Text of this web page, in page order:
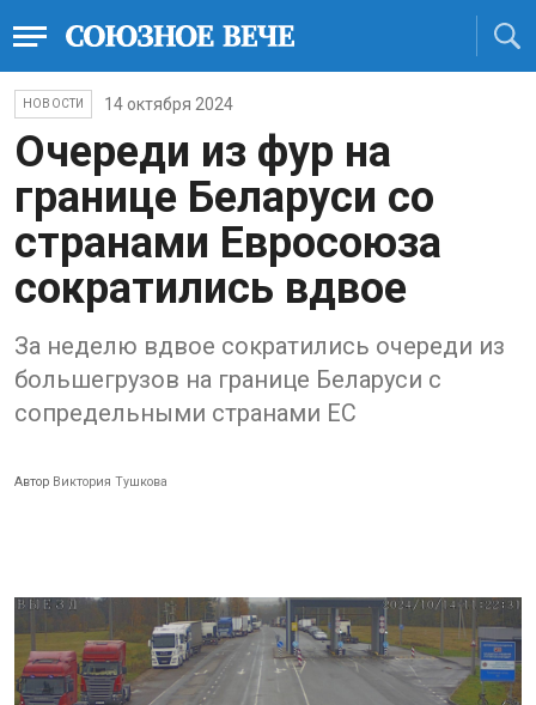
НОВОСТИ 14 октября 2024
Очереди из фур на
границе Беларуси со
странами Евросоюза
сократились вдвое
За неделю вдвое сократились очереди из
большегрузов на границе Беларуси с
сопредельными странами ЕС
Автор Виктория Тушкова